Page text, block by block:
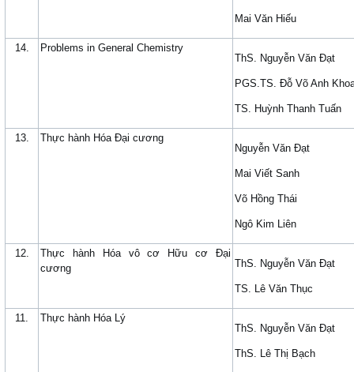
Mai Văn Hiếu
14.
Problems in General Chemistry
ThS. Nguyễn Văn Đạt
PGS.TS. Đỗ Võ Anh
TS. Huỳnh Thanh Tuấn
13.
Thực hành Hóa Đại cương
Nguyễn Văn Đạt
Mai Viết Sanh
Võ Hồng Thái
Ngô Kim Liên
12.
Thực hành Hóa vô cơ Hữu cơ Đại
cương
ThS. Nguyễn Văn Đạt
TS. Lê Văn Thục
11.
Thực hành Hóa Lý
ThS. Nguyễn Văn Đạt
ThS. Lê Thị Bạch